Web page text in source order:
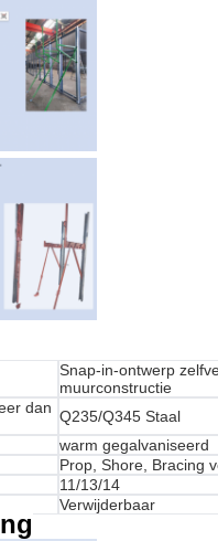
Snap-in-ontwerp
muurconstructie
dan Q235/Q345 Staal
warm gegalvaniseerd
Prop, Shore, Bracing
11/13/14
Verwijderbaar